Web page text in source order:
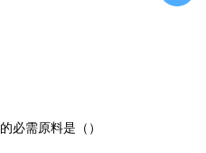
需原料是（）